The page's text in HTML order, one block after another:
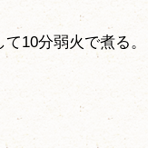
10分弱火で煮る。